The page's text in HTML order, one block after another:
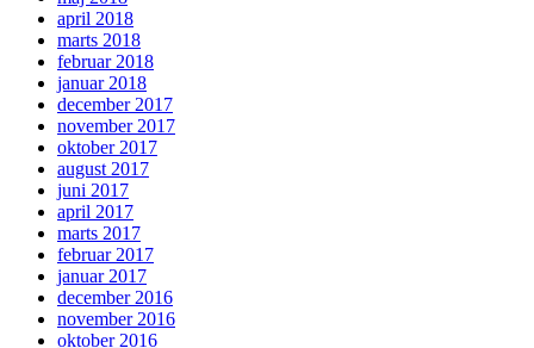
april 2018
marts 2018
februar 2018
januar 2018
december 2017
november 2017
oktober 2017
august 2017
juni 2017
april 2017
marts 2017
februar 2017
januar 2017
december 2016
november 2016
oktober 2016